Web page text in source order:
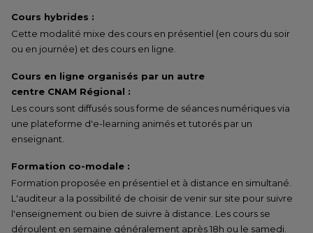
Cours hybrides :
Cette modalité mixe des cours en présentiel (en cours du soir
ou en journée) et des cours en ligne.
Cours en ligne organisés par un autre
centre CNAM Régional :
Les cours sont diffusés sous forme de séances numériques via
une plateforme d'e-learning animés et tutorés par un
enseignant.
Formation co-modale :
Formation proposée en présentiel et à distance en simultané.
L'auditeur a la possibilité de choisir de venir sur site pour suivre
l'enseignement ou bien de suivre à distance. Les cours se
déroulent en semaine généralement après 18h ou le samedi